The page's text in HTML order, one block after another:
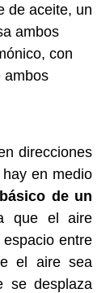
de aceite, un
ambos
con
ambos
direcciones
en medio
de un
que el aire
entre
el aire sea
se desplaza